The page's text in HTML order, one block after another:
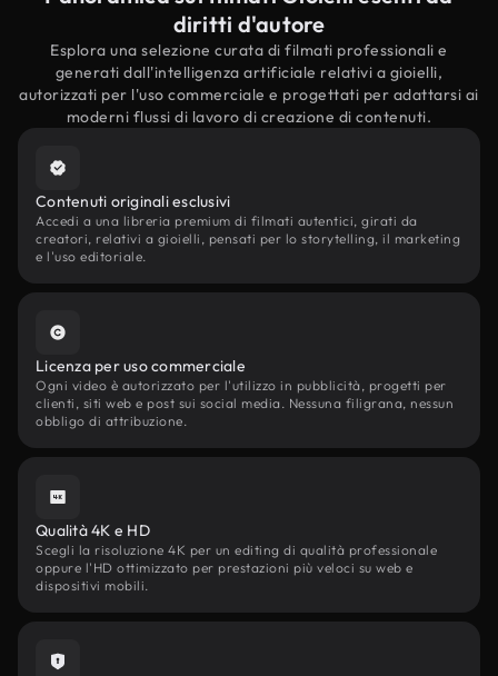
diritti d'autore
Esplora una selezione curata di filmati professionali e
generati dall'intelligenza artificiale relativi a gioielli,
autorizzati per l'uso commerciale e progettati per adattarsi ai
moderni flussi di lavoro di creazione di contenuti.
Contenuti originali esclusivi
Accedi a una libreria premium di filmati autentici, girati da
creatori, relativi a gioielli, pensati per lo storytelling, il marketing
e l'uso editoriale.
Licenza per uso commerciale
Ogni video è autorizzato per l'utilizzo in pubblicità, progetti per
clienti, siti web e post sui social media. Nessuna filigrana, nessun
obbligo di attribuzione.
Qualità 4K e HD
Scegli la risoluzione 4K per un editing di qualità professionale
oppure l'HD ottimizzato per prestazioni più veloci su web e
dispositivi mobili.